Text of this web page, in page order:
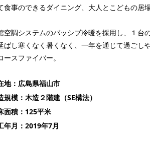
食事のできるダイニング、大人とこどもの居
空調システムのパッシブ冷暖を採用し、１台
ばし寒くなく暑くなく、一年を通じて過ごし
ースファイバー。
地：広島県福山市
規模：木造２階建（SE構法）
面積：125平米
年月：2019年7月